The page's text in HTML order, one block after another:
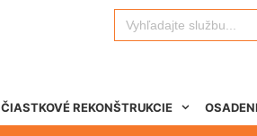
Search
for:
ČIASTKOVÉ REKONŠTRUKCIE